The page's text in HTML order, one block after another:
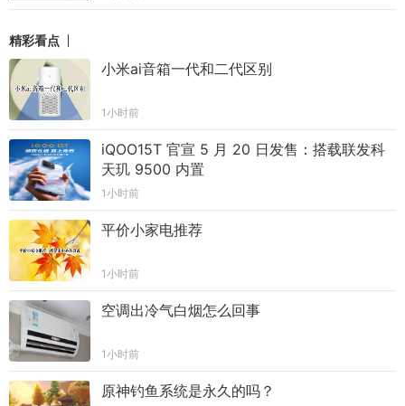
精彩看点
小米ai音箱一代和二代区别
1小时前
iQOO15T 官宣 5 月 20 日发售：搭载联发科
天玑 9500 内置
1小时前
平价小家电推荐
1小时前
空调出冷气白烟怎么回事
1小时前
原神钓鱼系统是永久的吗？